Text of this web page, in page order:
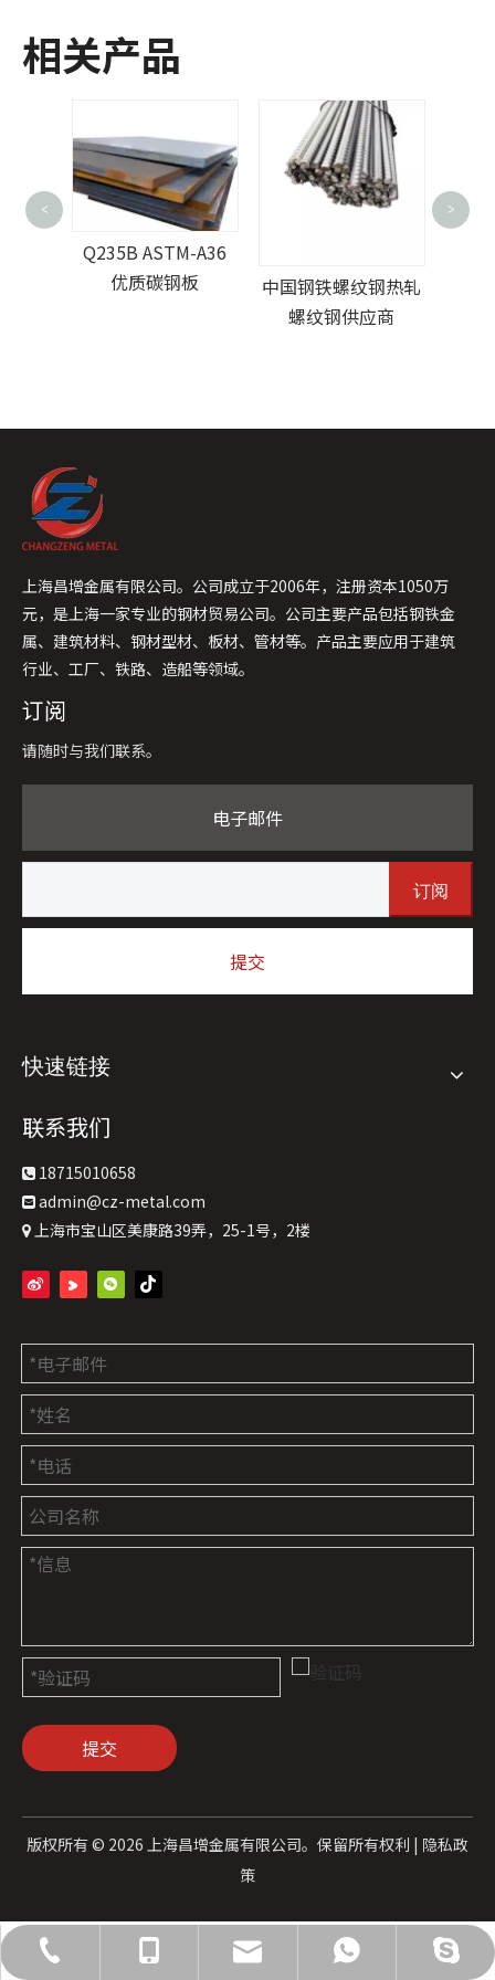
相关产品
中国钢铁螺纹钢热轧
< >
上海昌增金属有限公司。公司成立于2006年，注册资本1050万
元，是上海一家专业的钢材贸易公司。公司主要产品包括钢铁金
属、建筑材料、钢材型材、板材、管材等。产品主要应用于建筑
行业、工厂、铁路、造船等领域。
订阅
请随时与我们联系。
电子邮件
订阅
提交
快速链接
联系我们
 18715010658
 admin@cz-metal.com
 上海市宝山区美康路39弄，25-1号，2楼
021-66866895
18715010658
admin@cz-metal.com
18715010658
18715010658
提交
版权所有 © 2026 上海昌增金属有限公司。保留所有权利 | 隐私政
策